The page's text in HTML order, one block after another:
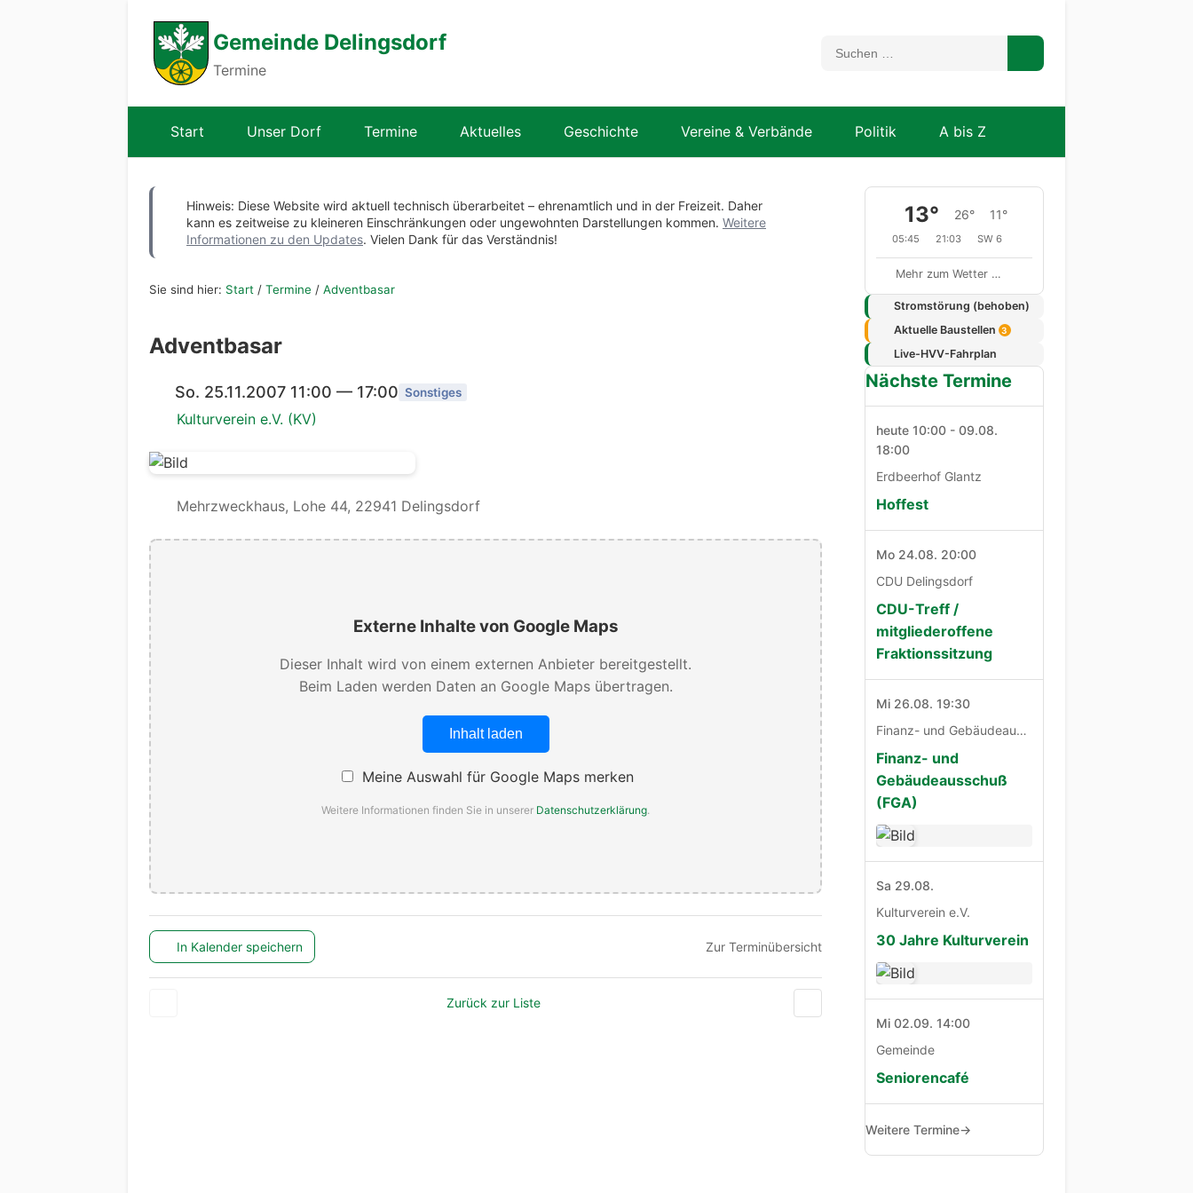
Gemeinde Delingsdorf
Termine
Start Unser Dorf Termine Aktuelles Geschichte Vereine & Verbände Politik A bis Z
Hinweis: Diese Website wird aktuell technisch überarbeitet – ehrenamtlich und in der Freizeit. Daher
kann es zeitweise zu kleineren Einschränkungen oder ungewohnten Darstellungen kommen. Weitere
Informationen zu den Updates. Vielen Dank für das Verständnis!
Sie sind hier: Start / Termine / Adventbasar
Adventbasar
So. 25.11.2007 11:00 — 17:00 Sonstiges
Kulturverein e.V. (KV)
Mehrzweckhaus, Lohe 44, 22941 Delingsdorf
Externe Inhalte von Google Maps
Dieser Inhalt wird von einem externen Anbieter bereitgestellt.
Beim Laden werden Daten an Google Maps übertragen.
Inhalt laden
Meine Auswahl für Google Maps merken
Weitere Informationen finden Sie in unserer Datenschutzerklärung.
In Kalender speichern Zur Terminübersicht
Zurück zur Liste
13° 26° 11°
05:45 21:03 SW 6
Mehr zum Wetter …
Stromstörung (behoben)
Aktuelle Baustellen
3
Live-HVV-Fahrplan
Nächste Termine
heute 10:00 - 09.08.
18:00
Erdbeerhof Glantz
Hoffest
Mo 24.08. 20:00
CDU Delingsdorf
CDU-Treff /
mitgliederoffene
Fraktionssitzung
Mi 26.08. 19:30
Finanz- und Gebäudeausschuß
Finanz- und
Gebäudeausschuß
(FGA)
Sa 29.08.
Kulturverein e.V.
30 Jahre Kulturverein
Mi 02.09. 14:00
Gemeinde
Seniorencafé
Weitere Termine→